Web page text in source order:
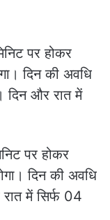
पर होकर
दिन की अवधि
दिन और रात में
पर होकर
दिन की अवधि
में सिर्फ 04